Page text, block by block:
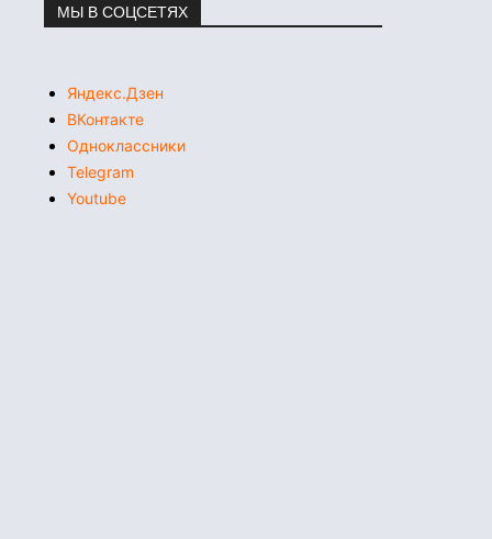
МЫ В СОЦСЕТЯХ
Яндекс.Дзен
ВКонтакте
Одноклассники
Telegram
Youtube